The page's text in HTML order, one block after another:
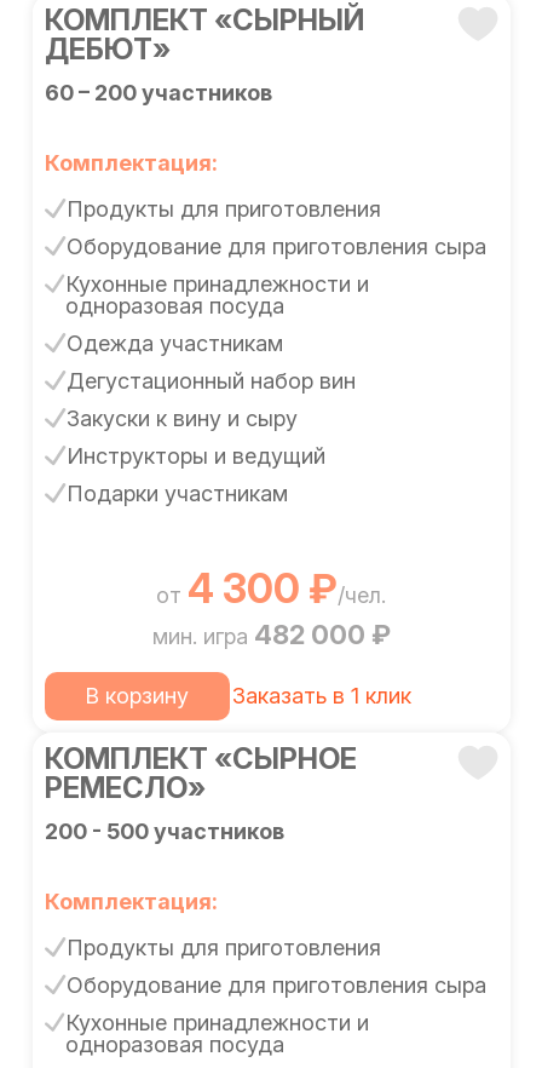
КОМПЛЕКТ «СЫРНЫЙ
ДЕБЮТ»
60 – 200 участников
Комплектация:
Продукты для приготовления
Оборудование для приготовления сыра
Кухонные принадлежности и
одноразовая посуда
Одежда участникам
Дегустационный набор вин
Закуски к вину и сыру
Инструкторы и ведущий
Подарки участникам
от 4 300 ₽/чел.
мин. игра 482 000 ₽
В корзину Заказать в 1 клик
КОМПЛЕКТ «СЫРНОЕ
РЕМЕСЛО»
200 - 500 участников
Комплектация:
Продукты для приготовления
Оборудование для приготовления сыра
Кухонные принадлежности и
одноразовая посуда